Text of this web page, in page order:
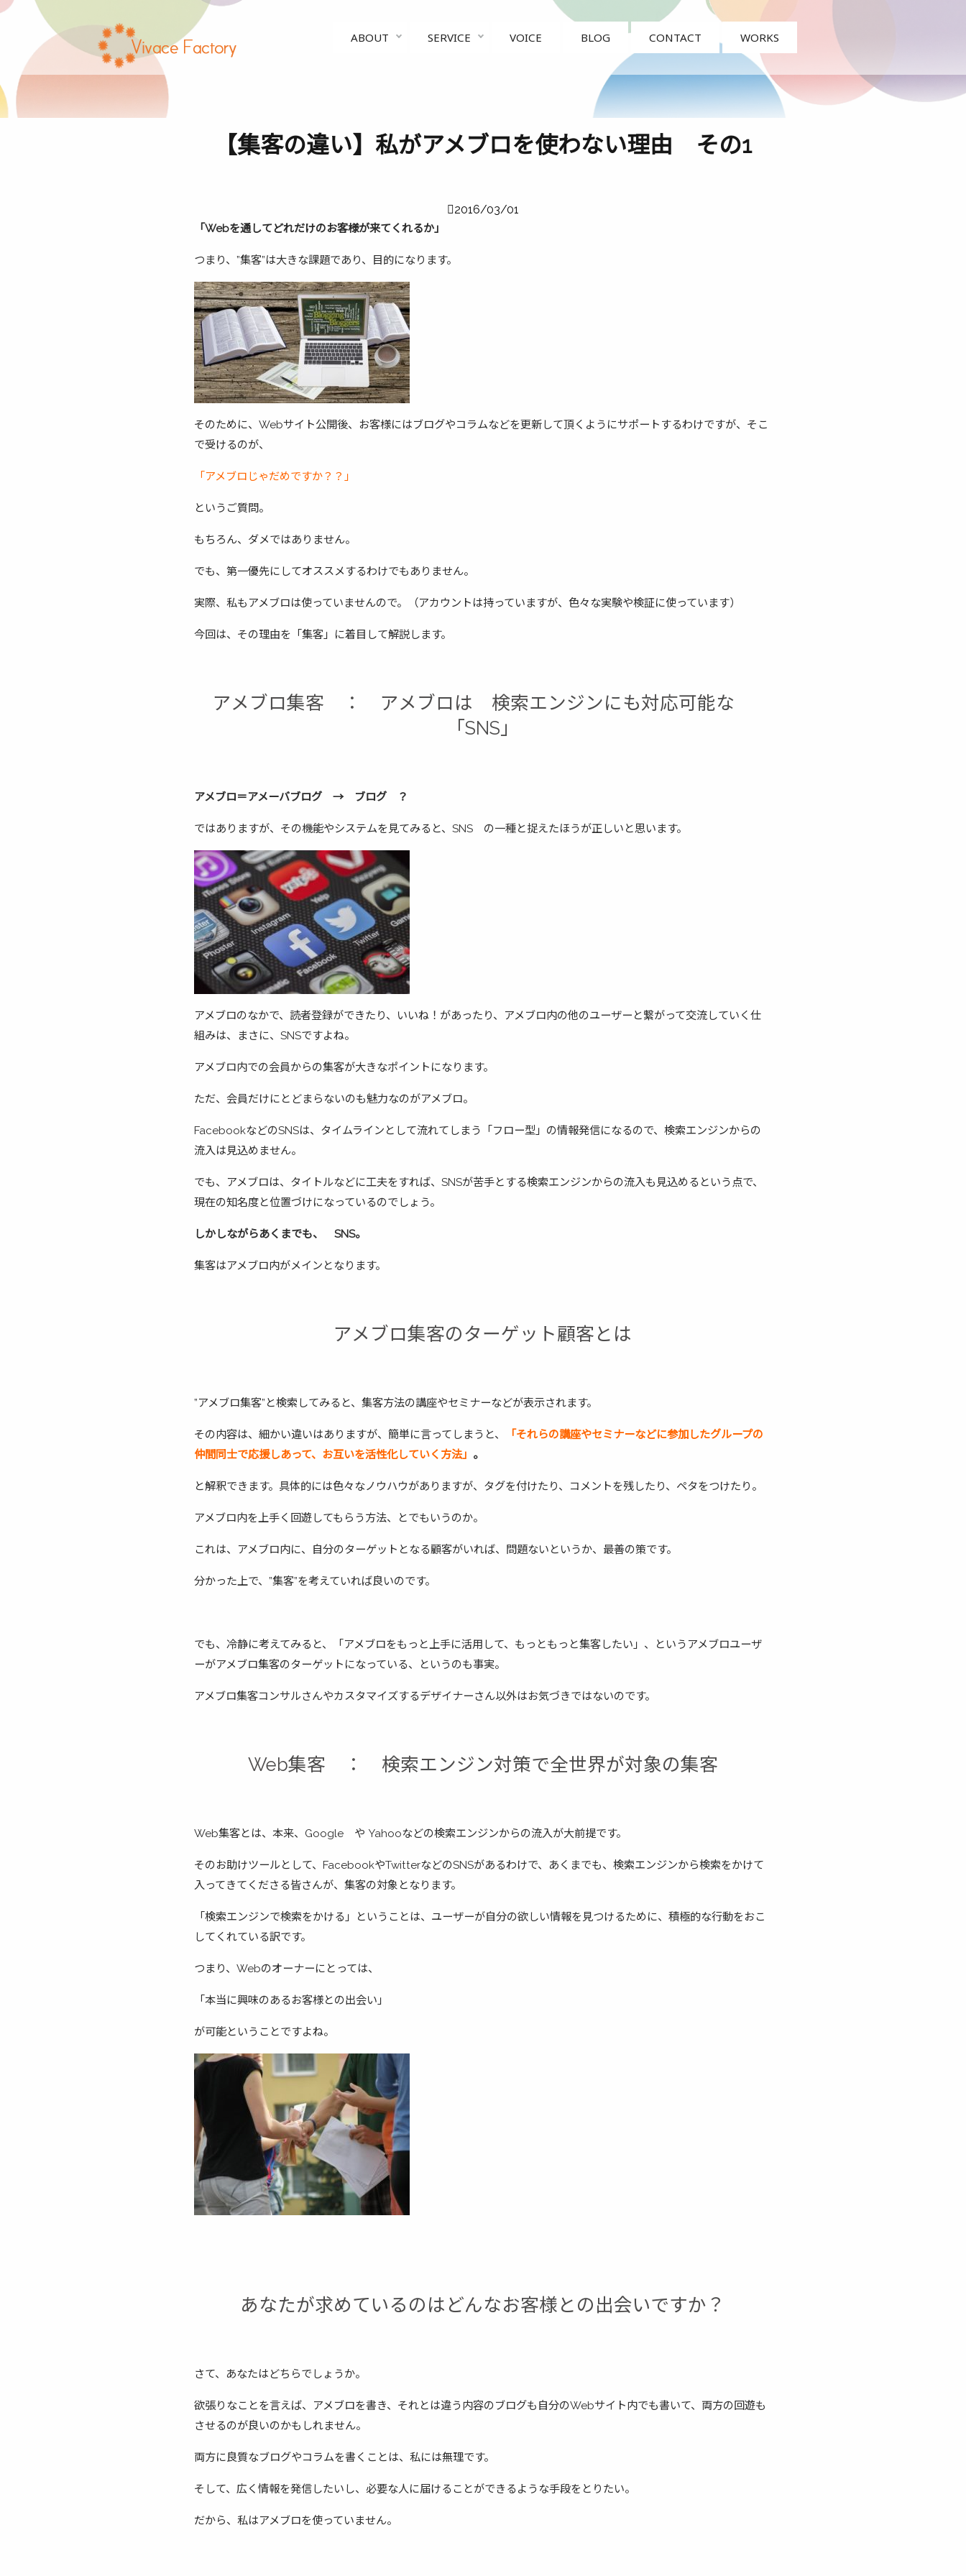
ABOUT SERVICE VOICE BLOG CONTACT WORKS
【集客の違い】私がアメブロを使わない理由 その1
2016/03/01
「Webを通してどれだけのお客様が来てくれるか」
つまり、”集客”は大きな課題であり、目的になります。
そのために、Webサイト公開後、お客様にはブログやコラムなどを更新して頂くようにサポートするわけですが、そこ
で受けるのが、
「アメブロじゃだめですか？？」
というご質問。
もちろん、ダメではありません。
でも、第一優先にしてオススメするわけでもありません。
実際、私もアメブロは使っていませんので。（アカウントは持っていますが、色々な実験や検証に使っています）
今回は、その理由を「集客」に着目して解説します。
アメブロ集客 ： アメブロは 検索エンジンにも対応可能な
「SNS」
アメブロ＝アメーバブログ → ブログ ？
ではありますが、その機能やシステムを見てみると、SNS の一種と捉えたほうが正しいと思います。
アメブロのなかで、読者登録ができたり、いいね！があったり、アメブロ内の他のユーザーと繋がって交流していく仕
組みは、まさに、SNSですよね。
アメブロ内での会員からの集客が大きなポイントになります。
ただ、会員だけにとどまらないのも魅力なのがアメブロ。
FacebookなどのSNSは、タイムラインとして流れてしまう「フロー型」の情報発信になるので、検索エンジンからの
流入は見込めません。
でも、アメブロは、タイトルなどに工夫をすれば、SNSが苦手とする検索エンジンからの流入も見込めるという点で、
現在の知名度と位置づけになっているのでしょう。
しかしながらあくまでも、 SNS。
集客はアメブロ内がメインとなります。
アメブロ集客のターゲット顧客とは
”アメブロ集客”と検索してみると、集客方法の講座やセミナーなどが表示されます。
その内容は、細かい違いはありますが、簡単に言ってしまうと、
「それらの講座やセミナーなどに参加したグループの
仲間同士で応援しあって、お互いを活性化していく方法」 。
と解釈できます。具体的には色々なノウハウがありますが、タグを付けたり、コメントを残したり、ペタをつけたり。
アメブロ内を上手く回遊してもらう方法、とでもいうのか。
これは、アメブロ内に、自分のターゲットとなる顧客がいれば、問題ないというか、最善の策です。
分かった上で、”集客”を考えていれば良いのです。
でも、冷静に考えてみると、「アメブロをもっと上手に活用して、もっともっと集客したい」、というアメブロユーザ
ーがアメブロ集客のターゲットになっている、というのも事実。
アメブロ集客コンサルさんやカスタマイズするデザイナーさん以外はお気づきではないのです。
Web集客 ： 検索エンジン対策で全世界が対象の集客
Web集客とは、本来、Google や Yahooなどの検索エンジンからの流入が大前提です。
そのお助けツールとして、FacebookやTwitterなどのSNSがあるわけで、あくまでも、検索エンジンから検索をかけて
入ってきてくださる皆さんが、集客の対象となります。
「検索エンジンで検索をかける」ということは、ユーザーが自分の欲しい情報を見つけるために、積極的な行動をおこ
してくれている訳です。
つまり、Webのオーナーにとっては、
「本当に興味のあるお客様との出会い」
が可能ということですよね。
あなたが求めているのはどんなお客様との出会いですか？
さて、あなたはどちらでしょうか。
欲張りなことを言えば、アメブロを書き、それとは違う内容のブログも自分のWebサイト内でも書いて、両方の回遊も
させるのが良いのかもしれません。
両方に良質なブログやコラムを書くことは、私には無理です。
そして、広く情報を発信したいし、必要な人に届けることができるような手段をとりたい。
だから、私はアメブロを使っていません。